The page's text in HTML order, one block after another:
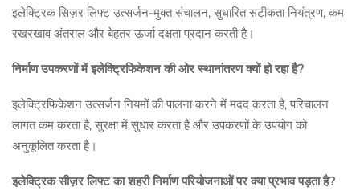
इलेक्ट्रिक सिज़र लिफ्ट उत्सर्जन-मुक्त संचालन, सुधारित सटीकता नियंत्रण, कम
रखरखाव अंतराल और बेहतर ऊर्जा दक्षता प्रदान करती है।
निर्माण उपकरणों में इलेक्ट्रिफिकेशन की ओर स्थानांतरण क्यों हो रहा है?
इलेक्ट्रिफिकेशन उत्सर्जन नियमों की पालना करने में मदद करता है, परिचालन
लागत कम करता है, सुरक्षा में सुधार करता है और उपकरणों के उपयोग को
अनुकूलित करता है।
इलेक्ट्रिक सीज़र लिफ्ट का शहरी निर्माण परियोजनाओं पर क्या प्रभाव पड़ता है?